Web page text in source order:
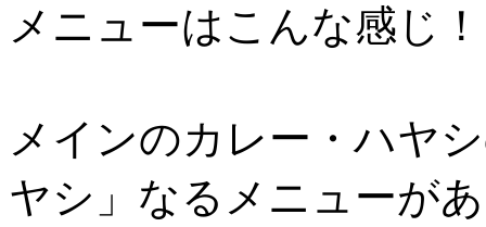
メニューはこんな感じ！
メインのカレー・ハヤ
ヤシ」なるメニューが